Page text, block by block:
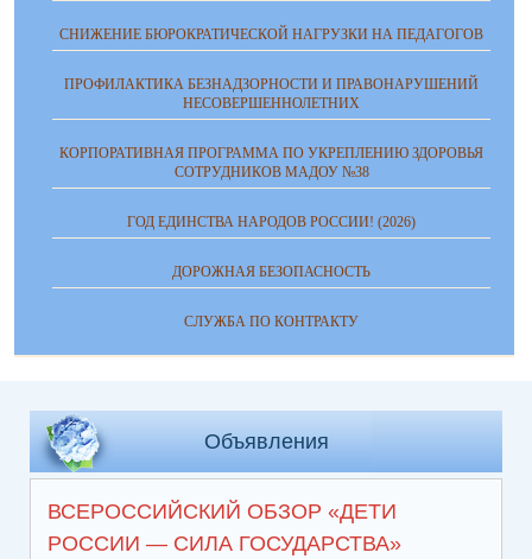
СНИЖЕНИЕ БЮРОКРАТИЧЕСКОЙ НАГРУЗКИ НА ПЕДАГОГОВ
ПРОФИЛАКТИКА БЕЗНАДЗОРНОСТИ И ПРАВОНАРУШЕНИЙ
НЕСОВЕРШЕННОЛЕТНИХ
КОРПОРАТИВНАЯ ПРОГРАММА ПО УКРЕПЛЕНИЮ ЗДОРОВЬЯ
СОТРУДНИКОВ МАДОУ №38
ГОД ЕДИНСТВА НАРОДОВ РОССИИ! (2026)
ДОРОЖНАЯ БЕЗОПАСНОСТЬ
СЛУЖБА ПО КОНТРАКТУ
Объявления
ВСЕРОССИЙСКИЙ ОБЗОР «ДЕТИ
РОССИИ — СИЛА ГОСУДАРСТВА»